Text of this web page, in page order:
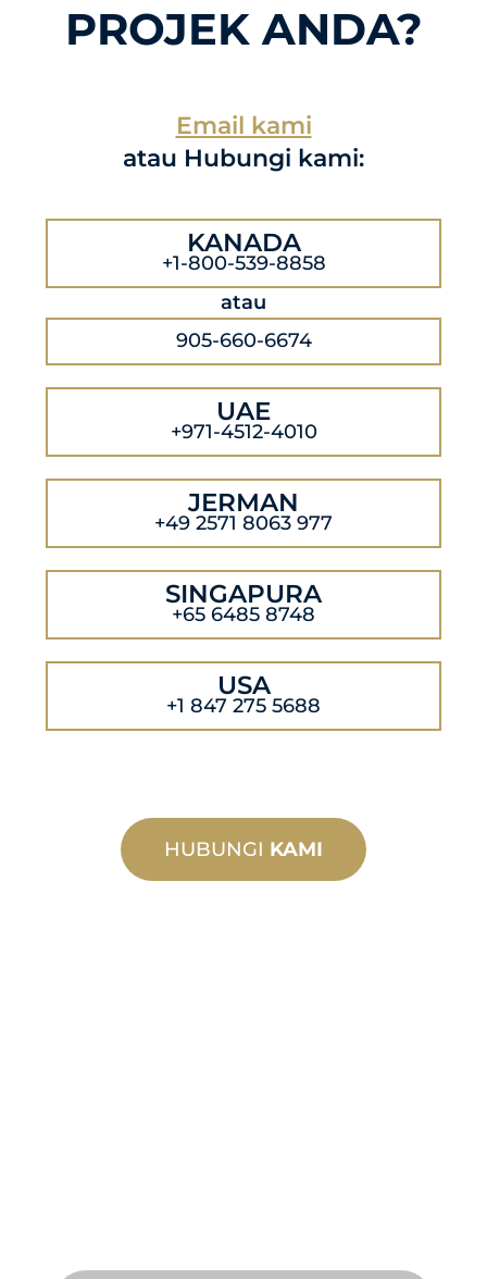
PROJEK ANDA?
Email kami
atau Hubungi kami:
KANADA
+1-800-539-8858
atau
905-660-6674
UAE
+971-4512-4010
JERMAN
+49 2571 8063 977
SINGAPURA
+65 6485 8748
USA
+1 847 275 5688
HUBUNGI KAMI